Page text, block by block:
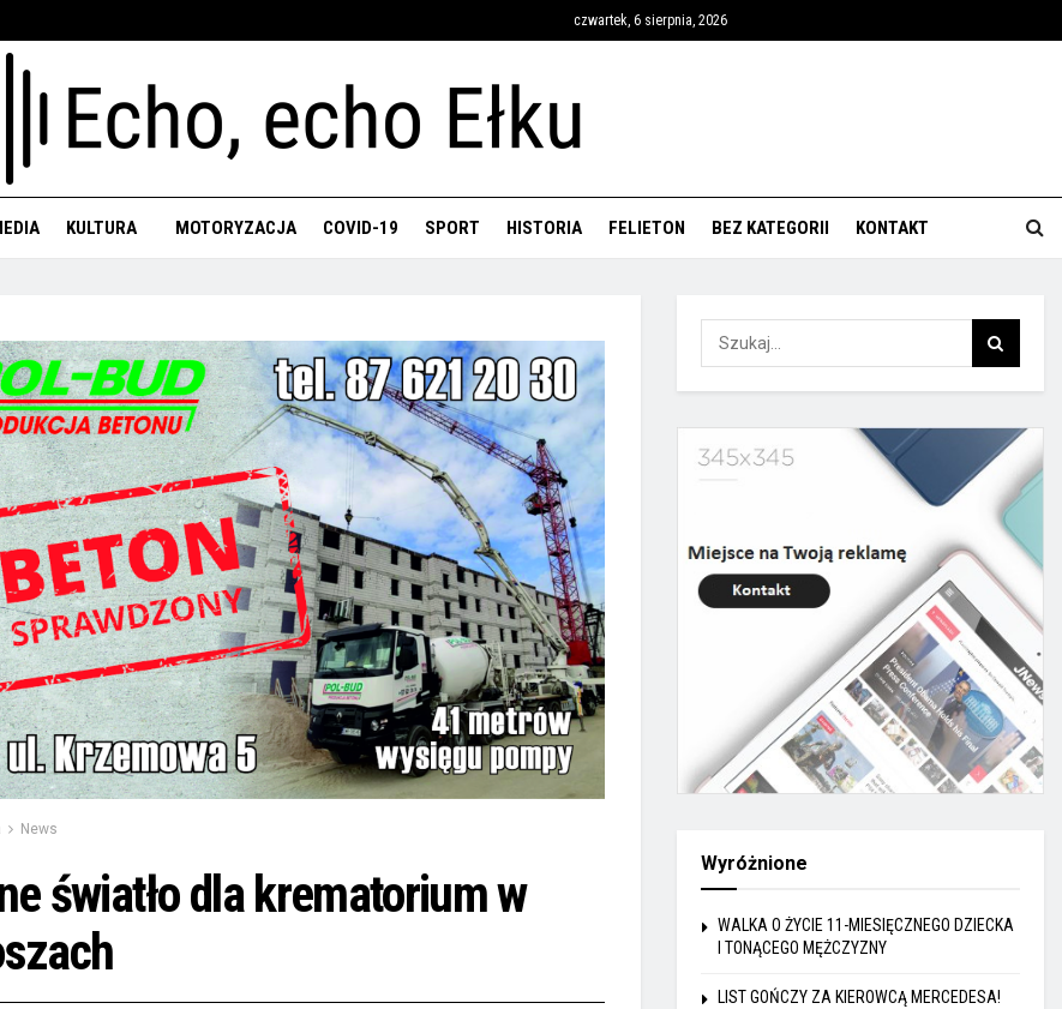
czwartek, 6 sierpnia, 2026
KULTURA MOTORYZACJA COVID-19 SPORT HISTORIA FELIETON BEZ KATEGORII KONTAKT
News
światło dla krematorium w
Wyróżnione
WALKA O ŻYCIE 11-MIESIĘCZNEGO DZIECKA
I TONĄCEGO MĘŻCZYZNY
LIST GOŃCZY ZA KIEROWCĄ MERCEDESA!